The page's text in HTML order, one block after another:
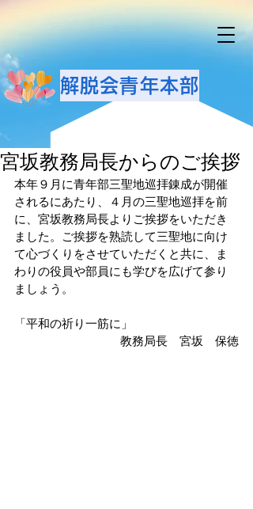
解脱会青年本部
宮坂教務局長からのご挨拶
本年９月に青年部三聖地巡拝錬成が開催
されるにあたり、４月の三聖地巡拝を前
に、宮坂教務局長よりご挨拶をいただき
ました。ご挨拶を熟読して三聖地に向け
て心づくりをさせていただくと共に、ま
わりの役員や部員にも学びを広げて参り
ましょう。
「平和の祈り一筋に」
教務局長　宮坂　保徳